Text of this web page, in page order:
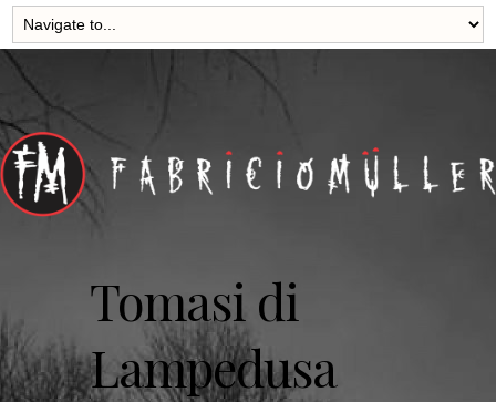
Tomasi di
Lampedusa